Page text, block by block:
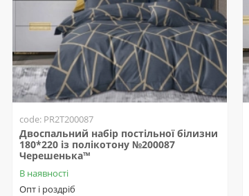
code: PR2T200087
Двоспальний набір постільної білизни
180*220 із полікотону №200087
Черешенька™
В наявності
Опт і роздріб